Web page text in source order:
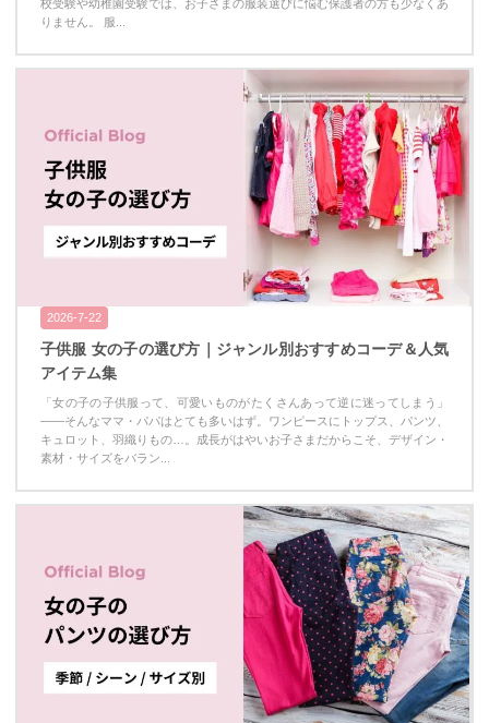
校受験や幼稚園受験では、お子さまの服装選びに悩む保護者の方も少なくあ
りません。 服...
2026-7-22
子供服 女の子の選び方｜ジャンル別おすすめコーデ＆人気
アイテム集
「女の子の子供服って、可愛いものがたくさんあって逆に迷ってしまう」
——そんなママ・パパはとても多いはず。ワンピースにトップス、パンツ、
キュロット、羽織りもの…。成長がはやいお子さまだからこそ、デザイン・
素材・サイズをバラン...